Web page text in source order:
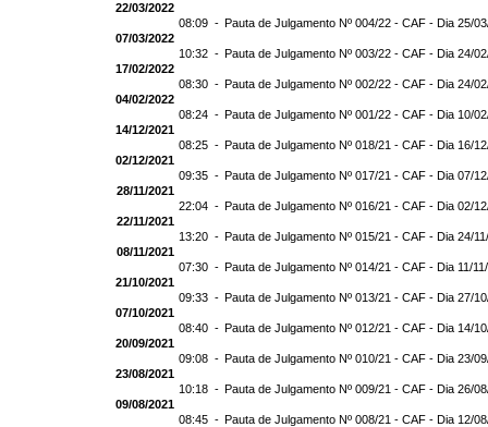
22/03/2022
08:09 - Pauta de Julgamento Nº 004/22 - CAF - Dia 25/
07/03/2022
10:32 - Pauta de Julgamento Nº 003/22 - CAF - Dia 24/
17/02/2022
08:30 - Pauta de Julgamento Nº 002/22 - CAF - Dia 24/
04/02/2022
08:24 - Pauta de Julgamento Nº 001/22 - CAF - Dia 10/
14/12/2021
08:25 - Pauta de Julgamento Nº 018/21 - CAF - Dia 16/
02/12/2021
09:35 - Pauta de Julgamento Nº 017/21 - CAF - Dia 07/
28/11/2021
22:04 - Pauta de Julgamento Nº 016/21 - CAF - Dia 02/
22/11/2021
13:20 - Pauta de Julgamento Nº 015/21 - CAF - Dia 24/
08/11/2021
07:30 - Pauta de Julgamento Nº 014/21 - CAF - Dia 11/
21/10/2021
09:33 - Pauta de Julgamento Nº 013/21 - CAF - Dia 27/
07/10/2021
08:40 - Pauta de Julgamento Nº 012/21 - CAF - Dia 14/
20/09/2021
09:08 - Pauta de Julgamento Nº 010/21 - CAF - Dia 23/
23/08/2021
10:18 - Pauta de Julgamento Nº 009/21 - CAF - Dia 26/
09/08/2021
08:45 - Pauta de Julgamento Nº 008/21 - CAF - Dia 12/